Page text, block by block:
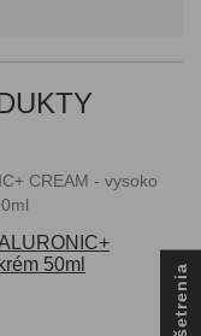
CREAM - vysoko